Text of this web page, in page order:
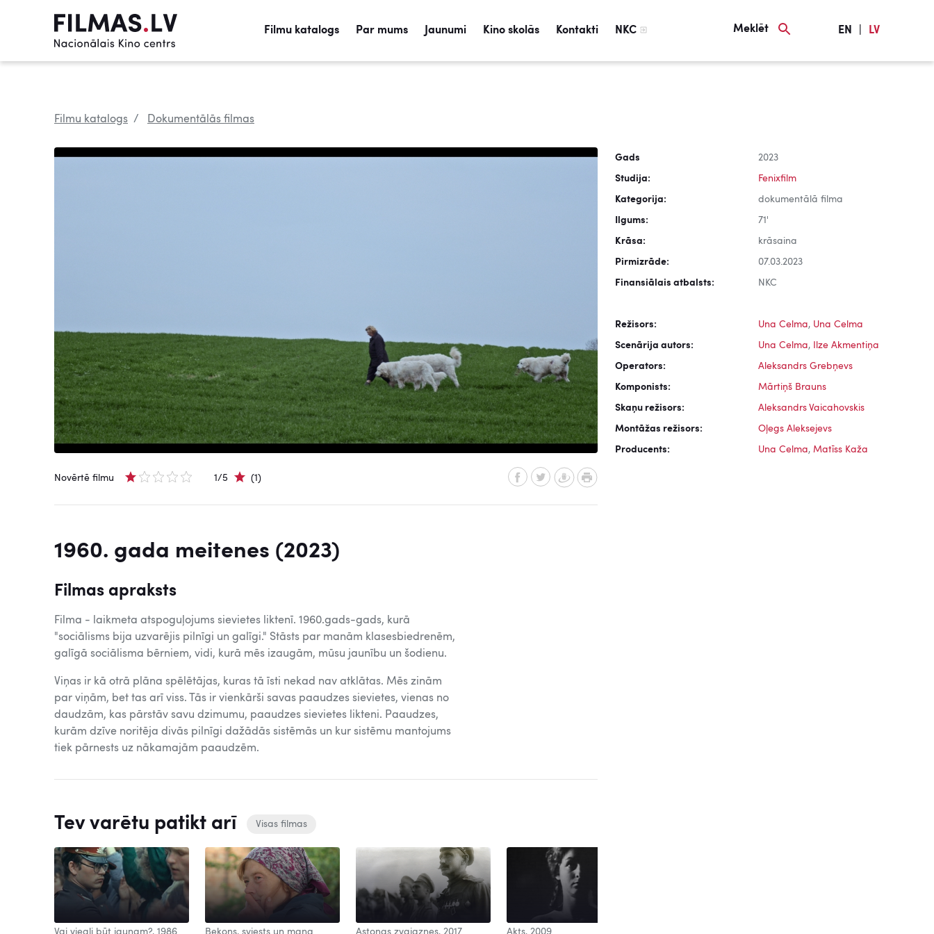
Filmu katalogs Par mums Jaunumi Kino skolās Kontakti NKC Meklēt EN LV
Filmu katalogs Dokumentālās filmas
Novērtē filmu 1/5 (1)
1960. gada meitenes (2023)
Filmas apraksts
Filma - laikmeta atspoguļojums sievietes liktenī. 1960.gads-gads, kurā
"sociālisms bija uzvarējis pilnīgi un galīgi." Stāsts par manām klasesbiedrenēm,
galīgā sociālisma bērniem, vidi, kurā mēs izaugām, mūsu jaunību un šodienu.
Viņas ir kā otrā plāna spēlētājas, kuras tā īsti nekad nav atklātas. Mēs zinām
par viņām, bet tas arī viss. Tās ir vienkārši savas paaudzes sievietes, vienas no
daudzām, kas pārstāv savu dzimumu, paaudzes sievietes likteni. Paaudzes,
kurām dzīve noritēja divās pilnīgi dažādās sistēmās un kur sistēmu mantojums
tiek pārnests uz nākamajām paaudzēm.
Tev varētu patikt arī Visas filmas
Vai viegli būt jaunam?, 1986 Bekons, sviests un mana Astoņas zvaigznes, 2017 Akts, 2009
Gads 2023
Studija: Fenixfilm
Kategorija: dokumentālā filma
Ilgums: 71'
Krāsa: krāsaina
Pirmizrāde: 07.03.2023
Finansiālais atbalsts: NKC
Režisors: Una Celma, Una Celma
Scenārija autors: Una Celma, Ilze Akmentiņa
Operators: Aleksandrs Grebņevs
Komponists: Mārtiņš Brauns
Skaņu režisors: Aleksandrs Vaicahovskis
Montāžas režisors: Oļegs Aleksejevs
Producents: Una Celma, Matīss Kaža